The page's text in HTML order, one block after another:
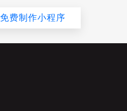
免费制作小程序